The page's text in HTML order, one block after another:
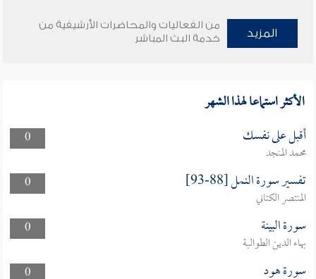
المزيد
من الفعاليات والمحاضرات الأرشيفية من
خدمة البث المباشر
الأكثر استماعا لهذا الشهر
0 أقبل على نفسك
محمد المنجد
0
تفسير سورة النمل [88-93]
المنتصر الكتاني
0
سورة البينة
بهاء الدين الطوالبة
0
سورة هود